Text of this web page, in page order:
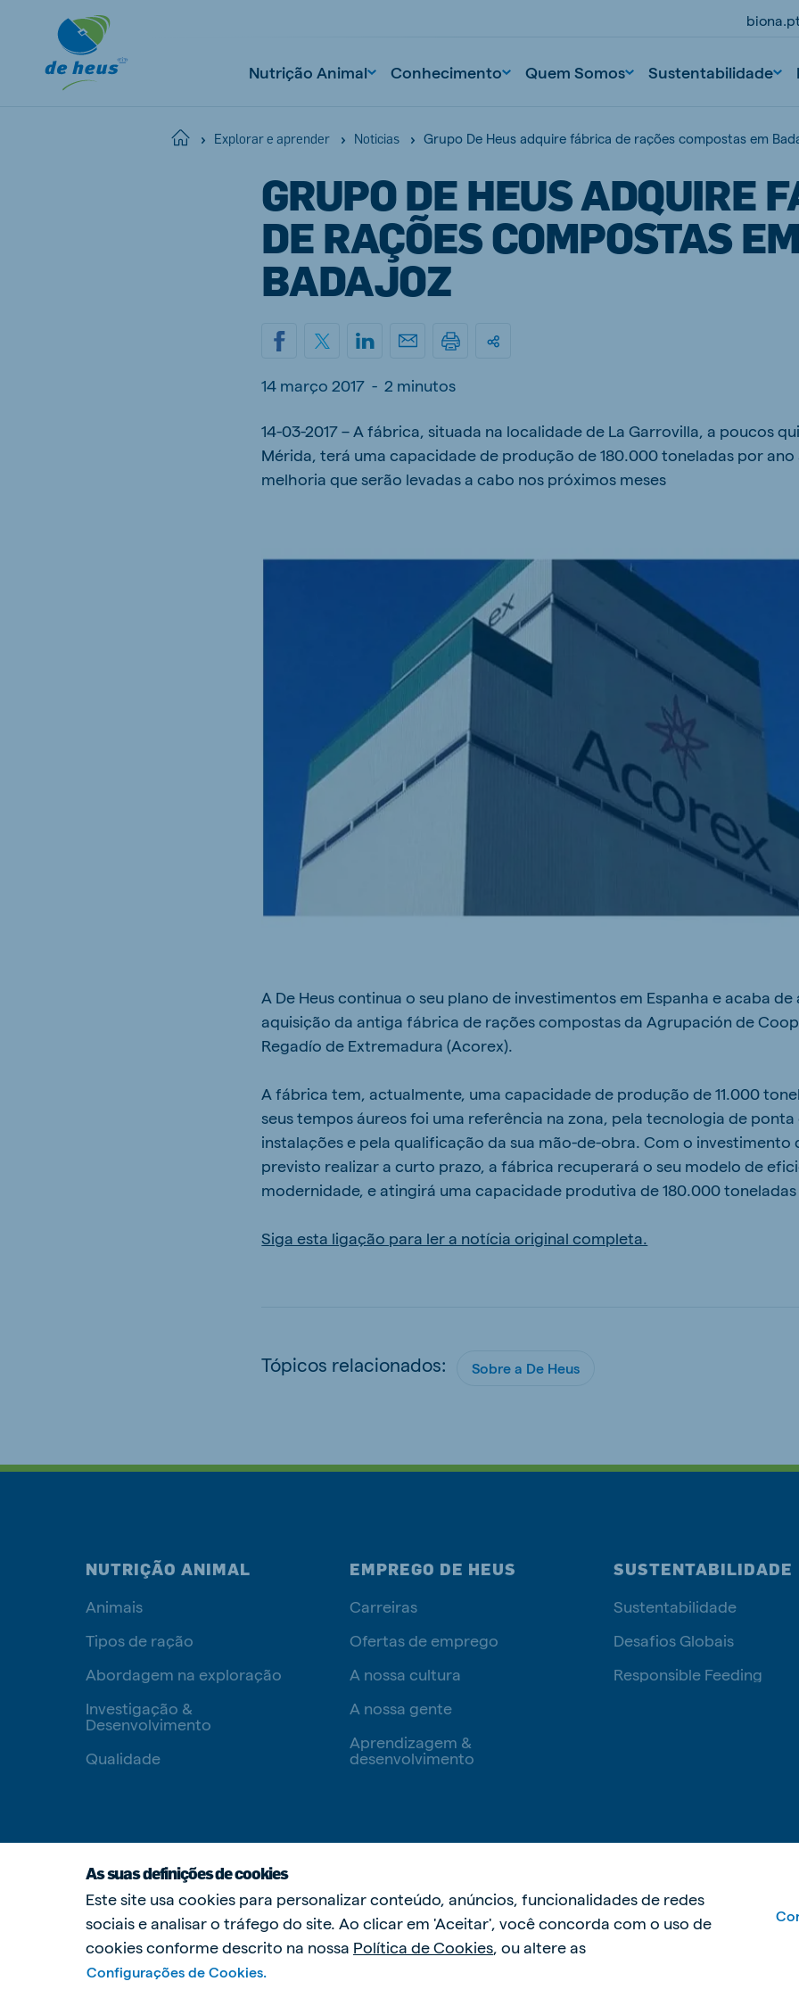
Nutrição Animal Conhecimento Quem Somos Sustentabilidade
Home Explorar e aprender Noticias Grupo De Heus adquire fábrica de rações compostas em
GRUPO DE HEUS ADQUIRE
DE RAÇÕES COMPOSTAS EM
BADAJOZ
14 março 2017 - 2 minutos
14-03-2017 – A fábrica, situada na localidade de La Garrovilla, a poucos
Mérida, terá uma capacidade de produção de 180.000 toneladas por ano
melhoria que serão levadas a cabo nos próximos meses
A De Heus continua o seu plano de investimentos em Espanha e acaba de
aquisição da antiga fábrica de rações compostas da Agrupación de
Regadío de Extremadura (Acorex).
A fábrica tem, actualmente, uma capacidade de produção de 11.000
seus tempos áureos foi uma referência na zona, pela tecnologia de ponta
instalações e pela qualificação da sua mão-de-obra. Com o investimento
previsto realizar a curto prazo, a fábrica recuperará o seu modelo de
modernidade, e atingirá uma capacidade produtiva de 180.000 toneladas
Siga esta ligação para ler a notícia original completa.
Tópicos relacionados: Sobre a De Heus
NUTRIÇÃO ANIMAL
Animais
Tipos de ração
Abordagem na exploração
Investigação &
Desenvolvimento
Qualidade
EMPREGO DE HEUS
Carreiras
Ofertas de emprego
A nossa cultura
A nossa gente
Aprendizagem &
desenvolvimento
SUSTENTABILIDADE
Sustentabilidade
Desafios Globais
Responsible Feeding
Política de privacidade
As suas definições de cookies
Este site usa cookies para personalizar conteúdo, anúncios, funcionalidades de redes
sociais e analisar o tráfego do site. Ao clicar em 'Aceitar', você concorda com o uso de
cookies conforme descrito na nossa Política de Cookies , ou altere as
Configurações de Cookies.